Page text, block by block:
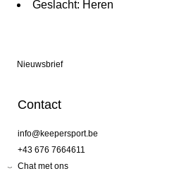
Geslacht: Heren
Nieuwsbrief
Contact
info@keepersport.be
+43 676 7664611
Chat met ons